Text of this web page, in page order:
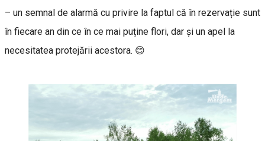
– un semnal de alarmă cu privire la faptul că în rezervație sunt
în fiecare an din ce în ce mai puține flori, dar și un apel la
necesitatea protejării acestora. 😊